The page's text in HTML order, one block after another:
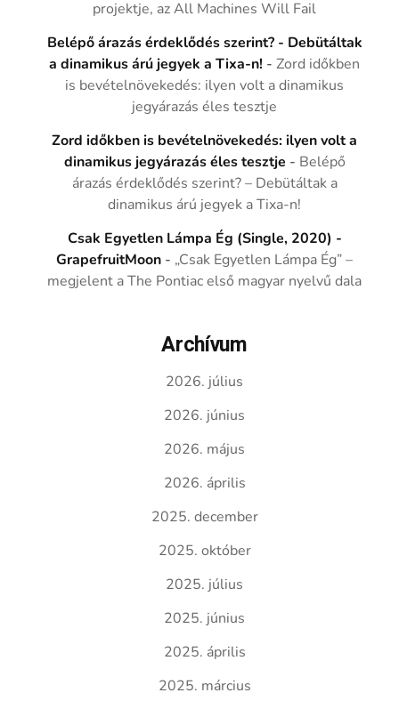
projektje, az All Machines Will Fail
Belépő árazás érdeklődés szerint? - Debütáltak
a dinamikus árú jegyek a Tixa-n! -Zord időkben
is bevételnövekedés: ilyen volt a dinamikus
jegyárazás éles tesztje
Zord időkben is bevételnövekedés: ilyen volt a
dinamikus jegyárazás éles tesztje - Belépő
árazás érdeklődés szerint? – Debütáltak a
dinamikus árú jegyek a Tixa-n!
Csak Egyetlen Lámpa Ég (Single, 2020) -
GrapefruitMoon - „Csak Egyetlen Lámpa Ég” –
megjelent a The Pontiac első magyar nyelvű dala
Archívum
2026. július
2026. június
2026. május
2026. április
2025. december
2025. október
2025. július
2025. június
2025. április
2025. március